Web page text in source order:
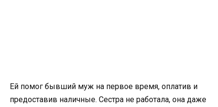
Ей помог бывший муж на первое время, оплатив и
предоставив наличные. Сестра не работала, она даже